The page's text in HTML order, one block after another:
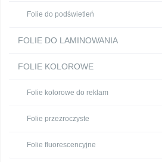
Folie do podświetleń
FOLIE DO LAMINOWANIA
FOLIE KOLOROWE
Folie kolorowe do reklam
Folie przezroczyste
Folie fluorescencyjne